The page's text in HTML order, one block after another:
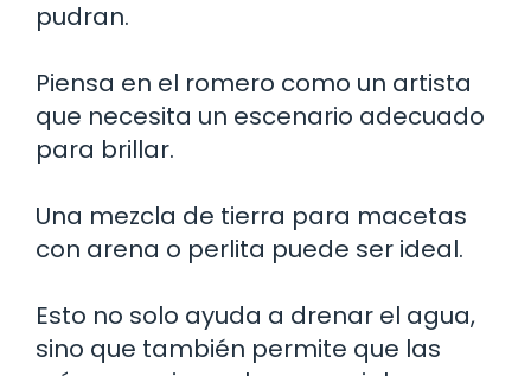
pudran.
Piensa en el romero como un artista
que necesita un escenario adecuado
para brillar.
Una mezcla de tierra para macetas
con arena o perlita puede ser ideal.
Esto no solo ayuda a drenar el agua,
sino que también permite que las